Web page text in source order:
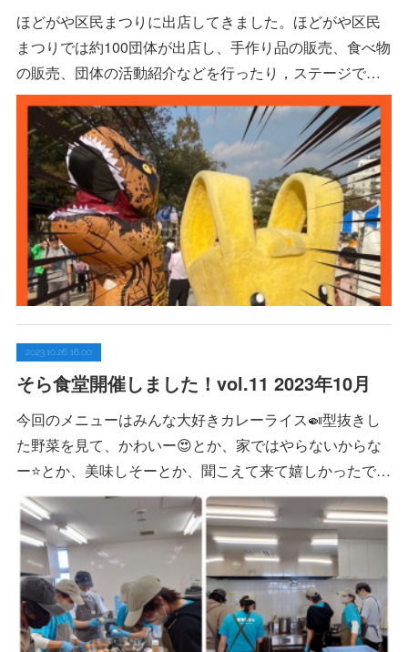
ほどがや区民まつりに出店してきました。ほどがや区民
まつりでは約100団体が出店し、手作り品の販売、食べ物
の販売、団体の活動紹介などを行ったり，ステージで…
2023.10.26 16:00
そら食堂開催しました！vol.11 2023年10月
今回のメニューはみんな大好きカレーライス🍛型抜きし
た野菜を見て、かわいー😍とか、家ではやらないからな
ー⭐️とか、美味しそーとか、聞こえて来て嬉しかったで…